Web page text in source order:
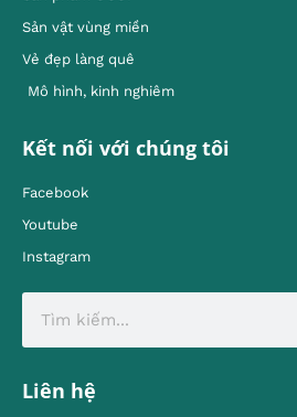
Sản vật vùng miền
Vẻ đẹp làng quê
Mô hình, kinh nghiêm
Kết nối với chúng tôi
Facebook
Youtube
Instagram
Liên hệ